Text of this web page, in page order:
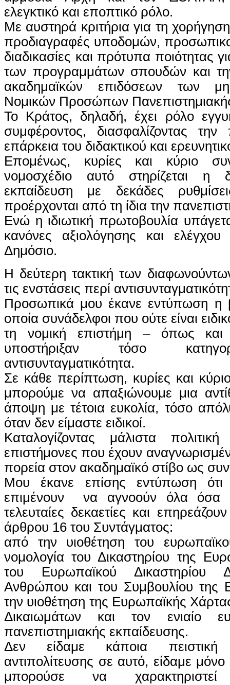
ελεγκτικό και εποπτικό ρόλο.
Με αυστηρά κριτήρια για τη
προδιαγραφές υποδομών,
διαδικασίες και πρότυπα ποιότητας
των προγραμμάτων σπουδών και
ακαδημαϊκών επιδόσεων των
Νομικών Προσώπων
Το Κράτος, δηλαδή, έχει ρόλο
συμφέροντος, διασφαλίζοντας την
επάρκεια του διδακτικού και
Επομένως, κυρίες και κύριο
νομοσχέδιο αυτό στηρίζεται η
εκπαίδευση με δεκάδες
προέρχονται από τη ίδια την
Ενώ η ιδιωτική πρωτοβουλία
κανόνες αξιολόγησης και
Δημόσιο.
Η δεύτερη τακτική των
τις ενστάσεις περί
Προσωπικά μου έκανε εντύπωση η
οποία συνάδελφοι που ούτε είναι
τη νομική επιστήμη – όπως
υποστήριξαν τόσο
αντισυνταγματικότητα.
Σε κάθε περίπτωση, κυρίες και
μπορούμε να απαξιώνουμε μια
άποψη με τέτοια ευκολία, τόσο
όταν δεν είμαστε ειδικοί.
Καταλογίζοντας μάλιστα
επιστήμονες που έχουν
πορεία στον ακαδημαϊκό στίβο ως
Μου έκανε επίσης εντύπωση ότι
επιμένουν να αγνοούν όλα όσα
τελευταίες δεκαετίες και
άρθρου 16 του Συντάγματος:
από την υιοθέτηση του
νομολογία του Δικαστηρίου της
του Ευρωπαϊκού Δικαστηρίου
Ανθρώπου και του Συμβουλίου της
την υιοθέτηση της Ευρωπαϊκής
Δικαιωμάτων και τον ενιαίο
πανεπιστημιακής εκπαίδευσης.
Δεν είδαμε κάποια
αντιπολίτευσης σε αυτό, είδαμε
μπορούσε να χαρακτηριστεί